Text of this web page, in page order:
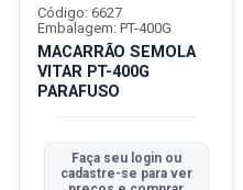
MACARRÃO SEMOLA
VITAR PT-400G
PARAFUSO
Código: 6627
Embalagem: PT-400G
Faça seu login ou
cadastre-se para ver